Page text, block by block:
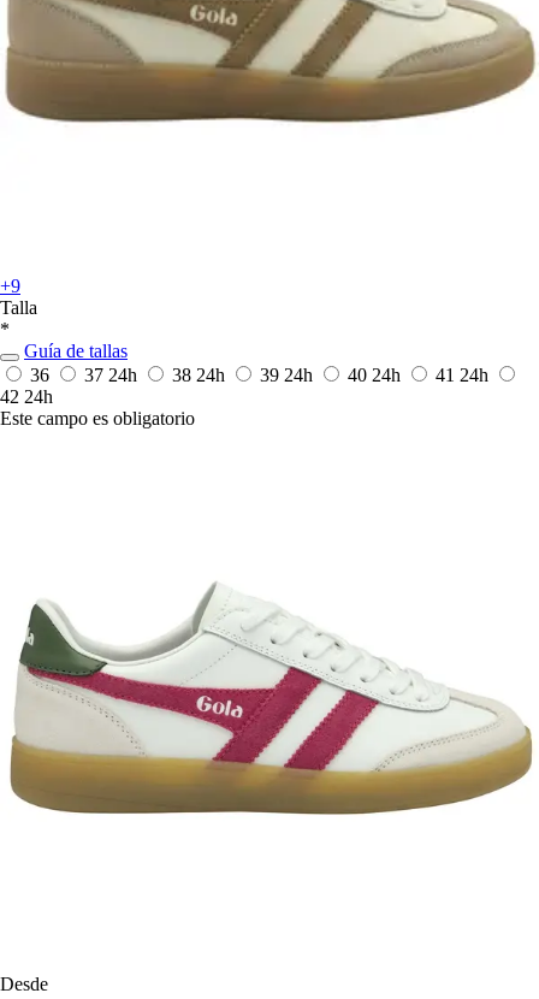
+9
Talla
*
Guía de tallas
36
37 24h 38 24h 39 24h 40 24h 41 24h
42 24h
Este campo es obligatorio
Desde